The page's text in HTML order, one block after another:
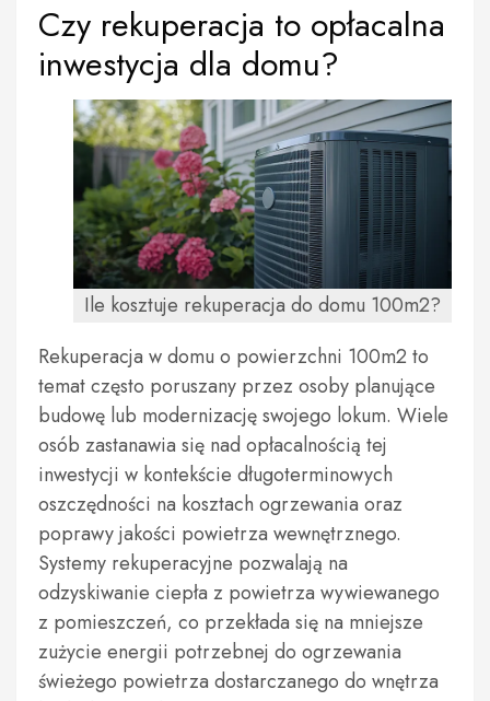
Czy rekuperacja to opłacalna
inwestycja dla domu?
Ile kosztuje rekuperacja do domu 100m2?
Rekuperacja w domu o powierzchni 100m2 to
temat często poruszany przez osoby planujące
budowę lub modernizację swojego lokum. Wiele
osób zastanawia się nad opłacalnością tej
inwestycji w kontekście długoterminowych
oszczędności na kosztach ogrzewania oraz
poprawy jakości powietrza wewnętrznego.
Systemy rekuperacyjne pozwalają na
odzyskiwanie ciepła z powietrza wywiewanego
z pomieszczeń, co przekłada się na mniejsze
zużycie energii potrzebnej do ogrzewania
świeżego powietrza dostarczanego do wnętrza